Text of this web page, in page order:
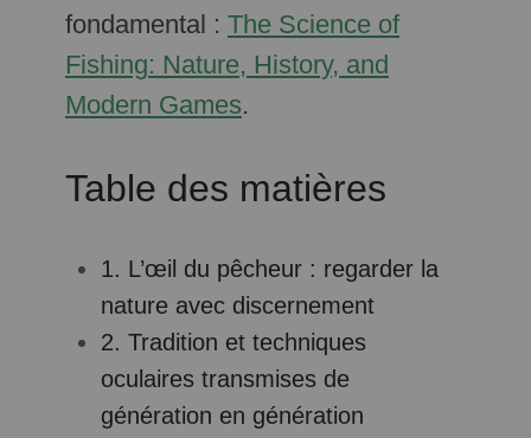
fondamental : The Science of
Fishing: Nature, History, and
Modern Games.
Table des matières
1. L’œil du pêcheur : regarder la
nature avec discernement
2. Tradition et techniques
oculaires transmises de
génération en génération